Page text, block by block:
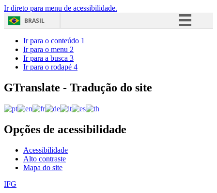
Ir direto para menu de acessibilidade.
BRASIL
Acesso à informação
Ir para o conteúdo 1
Ir para o menu 2
Ir para a busca 3
Ir para o rodapé 4
GTranslate - Tradução do site
Opções de acessibilidade
Acessibilidade
Alto contraste
Mapa do site
IFG